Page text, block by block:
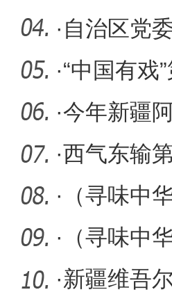
力开
· 自治区党
·“中国有戏
伊犁专
·今年新疆
人次
·西气东输
·
（寻味中
生，随潮商
·
（寻味中
拙技艺对
·新疆维吾